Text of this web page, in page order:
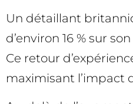
Un détaillant
d’environ 16 % sur
Ce retour
maximisant l’impact